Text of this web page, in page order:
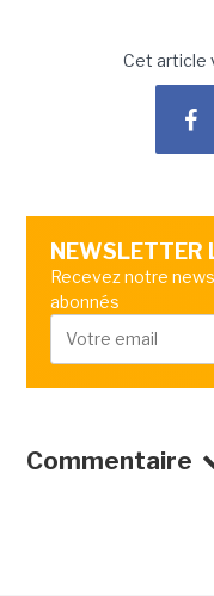
Cet article
NEWSLETTER
Recevez notre
abonnés
Commentaire